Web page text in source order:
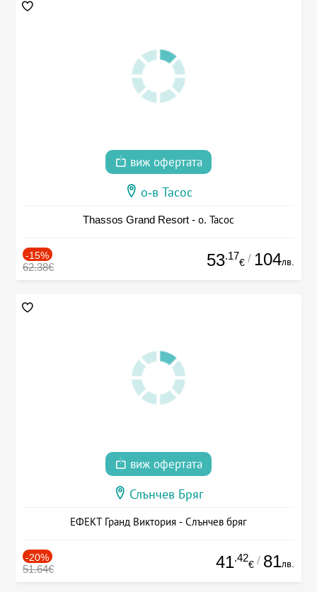
виж офертата
о-в Тасос
Thassos Grand Resort - о. Тасос
-15%
62.38€ 53.17
€ / 104лв.
виж офертата
Слънчев Бряг
ЕФЕКТ Гранд Виктория - Слънчев бряг
-20%
51.64€ 41.42
€ / 81лв.